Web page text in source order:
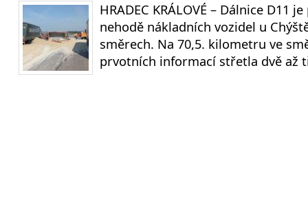
HRADEC KRÁLOVÉ – Dálnice D11
nehodě nákladních vozidel u
směrech. Na 70,5. kilometru ve
prvotních informací střetla dvě až